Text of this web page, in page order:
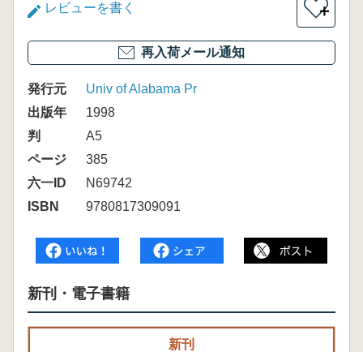
レビューを書く ＋
再入荷メール通知
発行元
Univ of Alabama Pr
出版年
1998
判
A5
ページ
385
六一ID
N69742
ISBN
9780817309091
新刊・電子書籍
新刊